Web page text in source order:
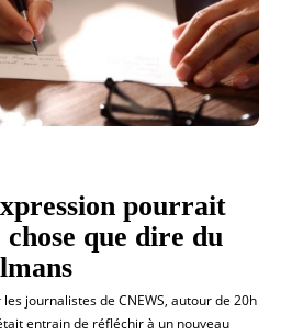
pourrait
que dire du
journalistes de CNEWS, autour de 20h
entrain de réfléchir à un nouveau